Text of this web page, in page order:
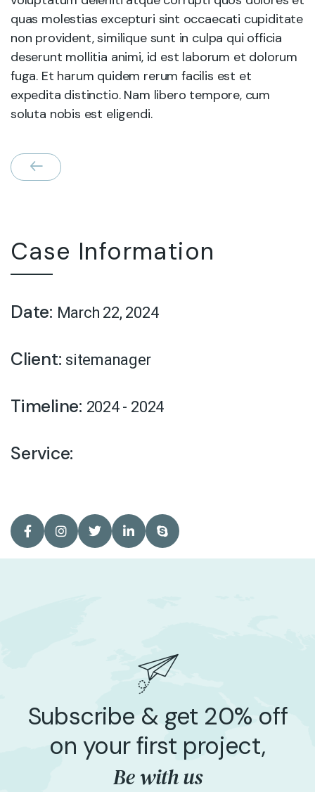
quas molestias excepturi sint occaecati cupiditate
non provident, similique sunt in culpa qui officia
deserunt mollitia animi, id est laborum et dolorum
fuga. Et harum quidem rerum facilis est et
expedita distinctio. Nam libero tempore, cum
soluta nobis est eligendi.
Case Information
Date: March 22, 2024
Client: sitemanager
Timeline: 2024 - 2024
Service:
Subscribe & get 20% off
on your first project,
Be with us